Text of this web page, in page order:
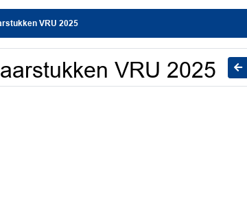
VRU 2025
VRU 2025